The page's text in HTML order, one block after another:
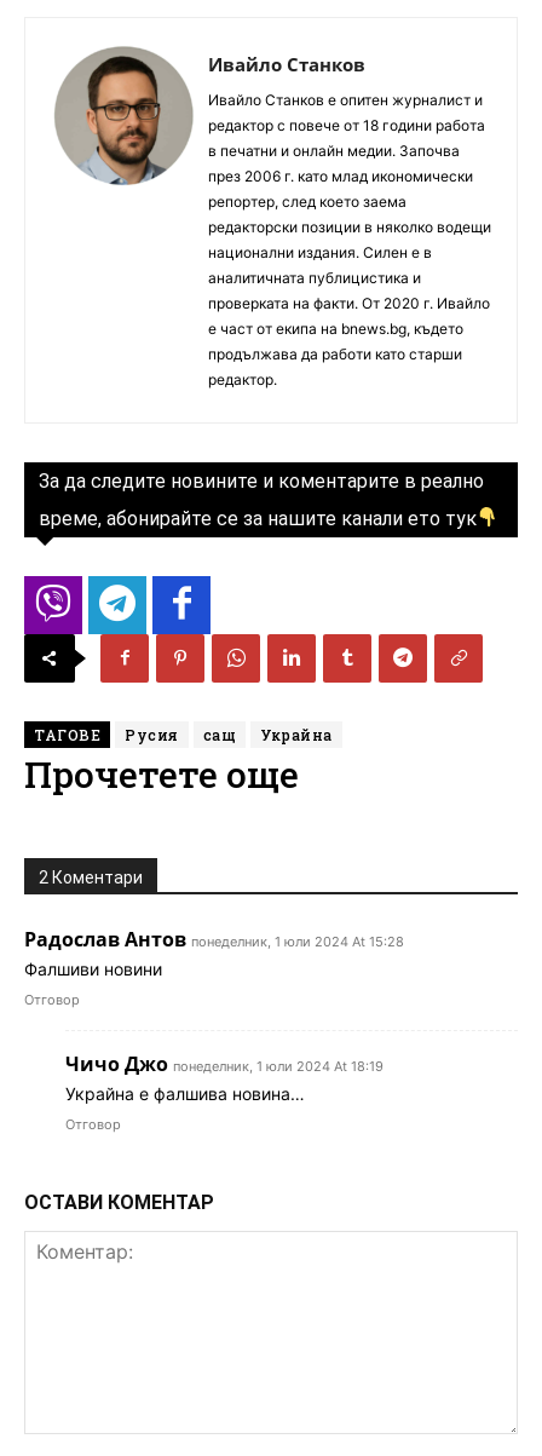
Ивайло Станков
Ивайло Станков е опитен журналист и
редактор с повече от 18 години работа
в печатни и онлайн медии. Започва
през 2006 г. като млад икономически
репортер, след което заема
редакторски позиции в няколко водещи
национални издания. Силен е в
аналитичната публицистика и
проверката на факти. От 2020 г. Ивайло
е част от екипа на bnews.bg, където
продължава да работи като старши
редактор.
За да следите новините и коментарите в реално
време, абонирайте се за нашите канали ето тук
ТАГОВЕ Русия сащ Украйна
Прочетете още
2 Коментари
Радослав Антов понеделник, 1 юли 2024 At 15:28
Фалшиви новини
Отговор
Чичо Джо понеделник, 1 юли 2024 At 18:19
Украйна е фалшива новина…
Отговор
ОСТАВИ КОМЕНТАР